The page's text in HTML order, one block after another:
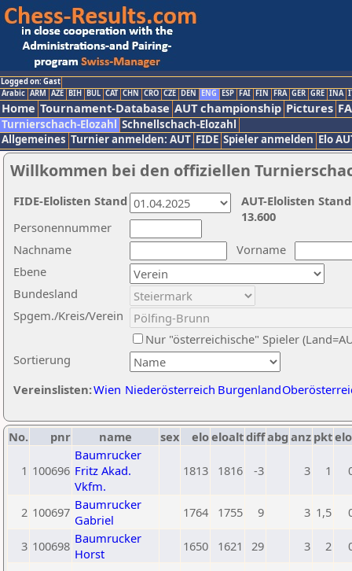
Logged on: Gast
Arabic ARM AZE BIH BUL CAT CHN CRO CZE DEN ENG ESP FAI FIN FRA GER GRE INA
Home Tournament-Database AUT championship Pictures
Turnierschach-Elozahl Schnellschach-Elozahl
Allgemeines Turnier anmelden: AUT FIDE Spieler anmelden Elo
Willkommen bei den offiziellen
Nachname
Vorname
Ebene
Sortierung
Personennummer
Bundesland
Spgem./Kreis/Verein
Nur "österreichische" Spieler
Vereinslisten:Wien Niederösterreich Burgenland
AUT-Elolisten
13.600
FIDE-Elolisten Stand
No. pnr name sex eloeloaltdiffabg anz pkt
1 100696
Baumrucker
Fritz Akad.
Vkfm.
1813 1816 -3 3 1
2 100697 Baumrucker
Gabriel
1764 1755 9 3 1,5
3 100698 Baumrucker
Horst
1650 1621 29 3 2